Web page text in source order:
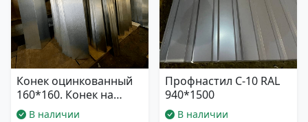
Конек оцинкованный
160*160. Конек на
крышу.
В наличии
Профнастил С-10 RAL
940*1500
В наличии